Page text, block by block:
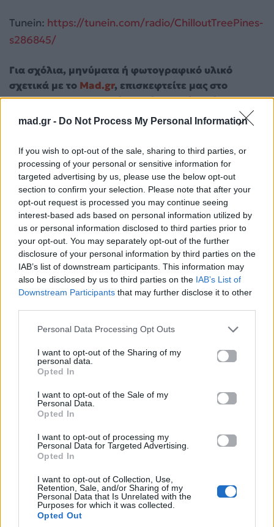
mad.gr - Do Not Process My Personal Information
If you wish to opt-out of the sale, sharing to third parties, or
processing of your personal or sensitive information for
targeted advertising by us, please use the below opt-out
section to confirm your selection. Please note that after your
opt-out request is processed you may continue seeing
interest-based ads based on personal information utilized by
us or personal information disclosed to third parties prior to
your opt-out. You may separately opt-out of the further
disclosure of your personal information by third parties on the
IAB’s list of downstream participants. This information may
also be disclosed by us to third parties on the IAB’s List of
Downstream Participants that may further disclose it to other
Personal Data Processing Opt Outs
I want to opt-out of the Sharing of my
personal data.
Opted In
I want to opt-out of the Sale of my
Personal Data.
Opted In
I want to opt-out of processing my
Personal Data for Targeted Advertising.
Opted In
I want to opt-out of Collection, Use,
Retention, Sale, and/or Sharing of my
Personal Data that Is Unrelated with the
Purposes for which it was collected.
Opted Out
Tunein: https://tunein.com/radio/ChilloutTreePines-
s286845/
Για σχόλια, μηνύματα ή φωτογραφικό υλικό
σχετικά με το Mad.gr, επισκεφτείτε μας στο
Facebook, επικοινωνήστε μέσωTwitterή
ακολουθήστε μας στο
Instagram
Ακολουθήστε το
Mad.gr στο Google
News
Ακολουθήστε το
Mad.gr στο MSN
Προηγούμενο
Αυτή είναι η
απίστευτη
Επόμενο
My Style Rocks: Η